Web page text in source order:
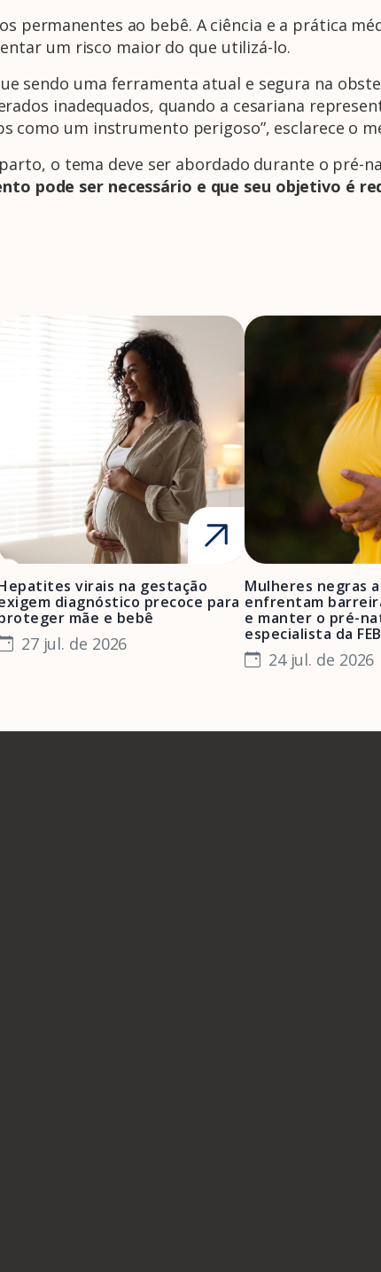
A Febrasgo
permanentes ao bebê. A ciência e a prática
um risco maior do que utilizá-lo.
sendo uma ferramenta atual e segura na
inadequados, quando a cesariana
como um instrumento perigoso”, esclarece o
o tema deve ser abordado durante o pré-
pode ser necessário e que seu objetivo é
virais na gestação
diagnóstico precoce para
mãe e bebê
27 jul. de 2026
Mulheres negras
enfrentam
e manter o pré-
especialista da
24 jul. de 2026